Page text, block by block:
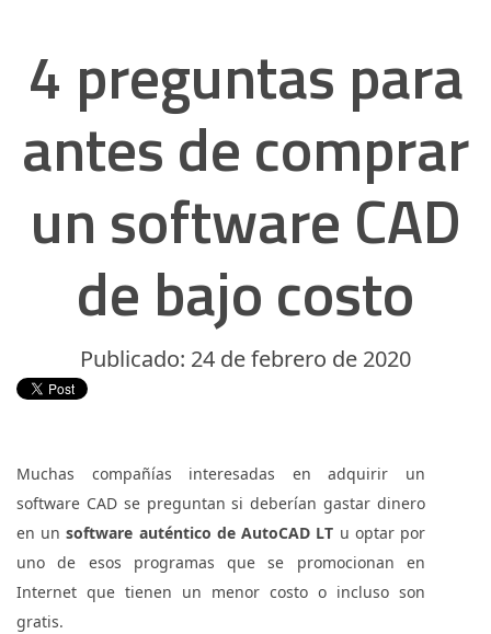
4 preguntas para
antes de comprar
un software CAD
de bajo costo
Publicado: 24 de febrero de 2020
Muchas compañías interesadas en adquirir un
software CAD se preguntan si deberían gastar dinero
en unsoftware auténtico de AutoCAD LT u optar por
uno de esos programas que se promocionan en
Internet que tienen un menor costo o incluso son
gratis.